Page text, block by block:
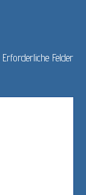
Erforderliche Felder